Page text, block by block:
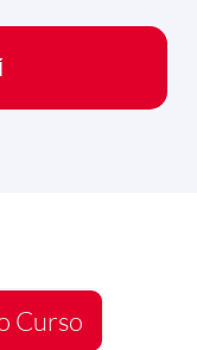
Curso